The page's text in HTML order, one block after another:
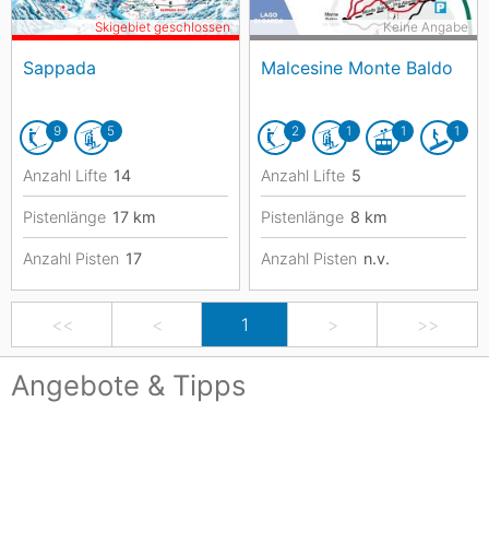
Sappada
Skigebiet geschlossen
9 5
Anzahl Lifte 14
Pistenlänge 17 km
Anzahl Pisten 17
Malcesine Monte Baldo
Keine Angabe
2 1 1 1
Anzahl Lifte 5
Pistenlänge 8 km
Anzahl Pisten n.v.
<< < 1 > >>
Angebote & Tipps